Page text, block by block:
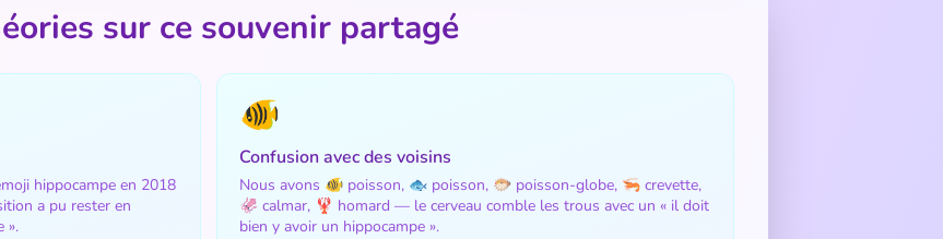
sur ce souvenir partagé
hippocampe en 2018
a pu rester en
».
🐠
Confusion avec des voisins
Nous avons 🐠 poisson, 🐟 poisson, 🐡 poisson-globe, 🦐 crevette,
🦑 calmar, 🦞 homard — le cerveau comble les trous avec un « il doit
bien y avoir un hippocampe ».